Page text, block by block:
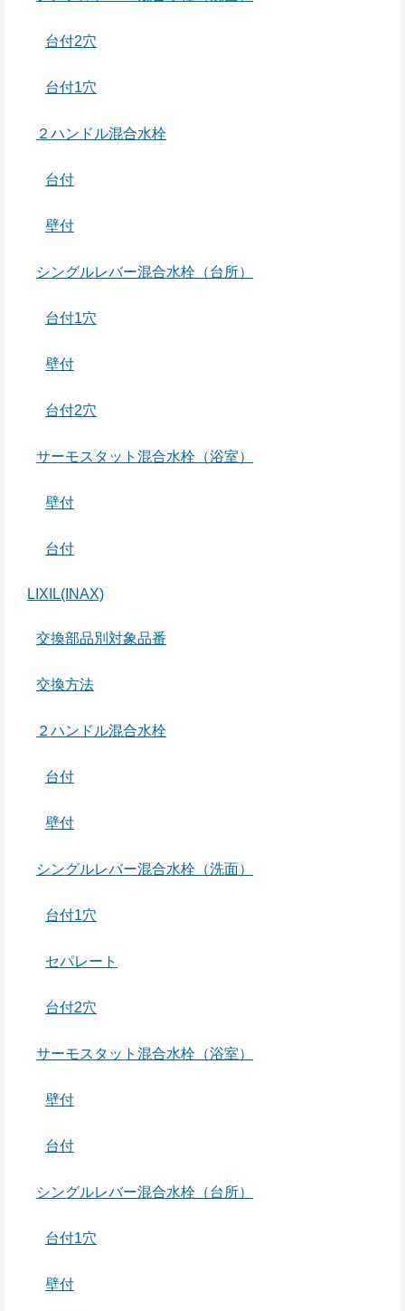
台付2穴
台付1穴
２ハンドル混合水栓
台付
壁付
シングルレバー混合水栓（台所）
台付1穴
壁付
台付2穴
サーモスタット混合水栓（浴室）
壁付
台付
LIXIL(INAX)
交換部品別対象品番
交換方法
２ハンドル混合水栓
台付
壁付
シングルレバー混合水栓（洗面）
台付1穴
セパレート
台付2穴
サーモスタット混合水栓（浴室）
壁付
台付
シングルレバー混合水栓（台所）
台付1穴
壁付